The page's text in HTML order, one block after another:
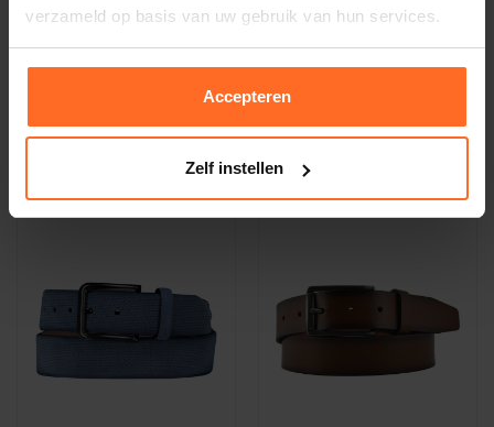
verzameld op basis van uw gebruik van hun services.
Accepteren
Zelf instellen